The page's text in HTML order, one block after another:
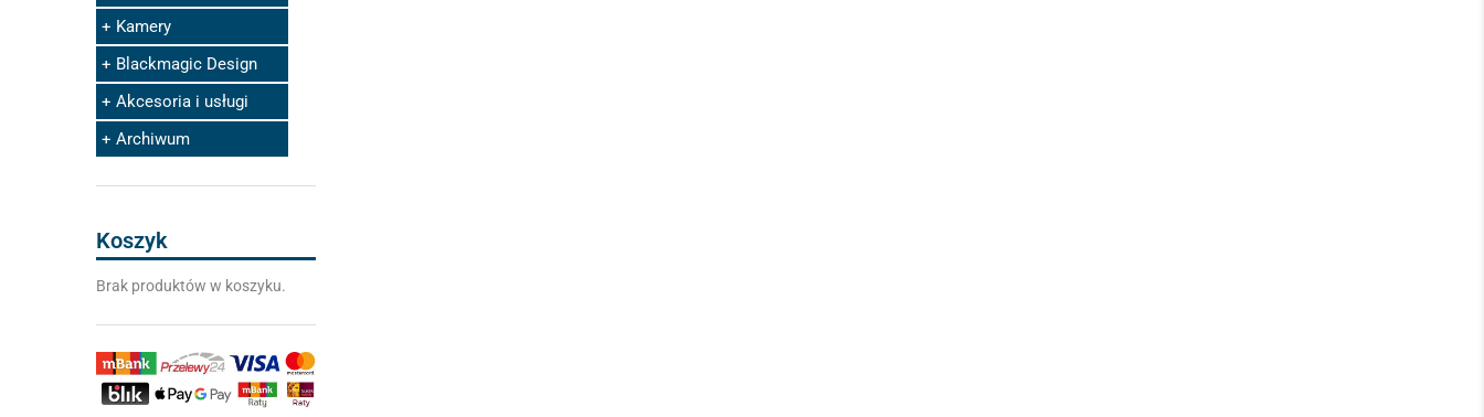
Kamery
Blackmagic Design
Akcesoria i usługi
Archiwum
Koszyk
Brak produktów w koszyku.